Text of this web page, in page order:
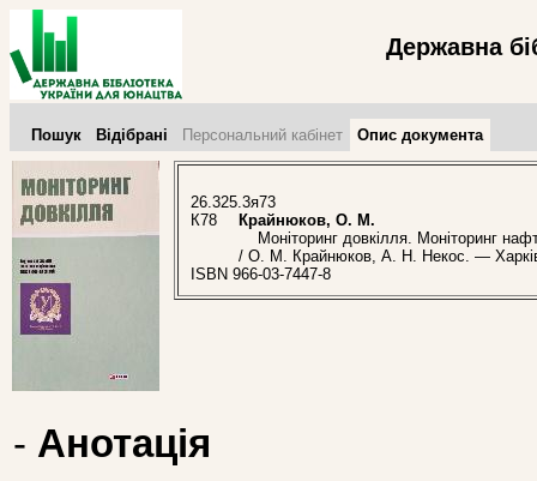
Державна
Пошук Відібрані Персональний кабінет Опис документа
26.325.3я73
К78
Крайнюков, О. М.
Моніторинг довкілля. Моніторинг
/ О. М. Крайнюков, А. Н. Некос. —
ISBN 966-03-7447-8
- Анотація